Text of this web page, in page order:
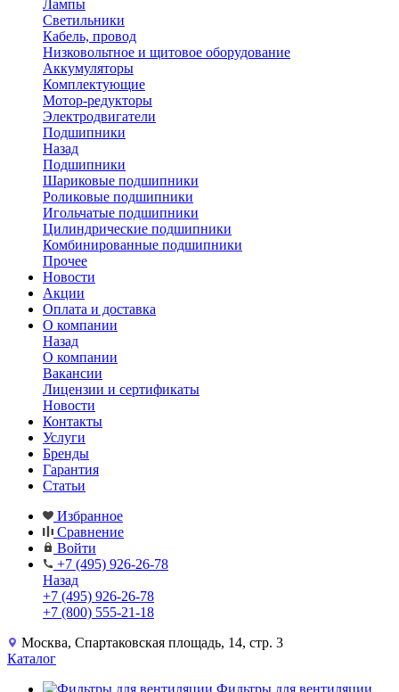
Лампы
Светильники
Кабель, провод
Низковольтное и щитовое оборудование
Аккумуляторы
Комплектующие
Мотор-редукторы
Электродвигатели
Подшипники
Назад
Подшипники
Шариковые подшипники
Роликовые подшипники
Игольчатые подшипники
Цилиндрические подшипники
Комбинированные подшипники
Прочее
Новости
Акции
Оплата и доставка
О компании
Назад
О компании
Вакансии
Лицензии и сертификаты
Новости
Контакты
Услуги
Бренды
Гарантия
Статьи
Избранное
Сравнение
Войти
+7 (495) 926-26-78
Назад
+7 (495) 926-26-78
+7 (800) 555-21-18
Москва, Спартаковская площадь, 14, стр. 3
Каталог
Фильтры для вентиляции